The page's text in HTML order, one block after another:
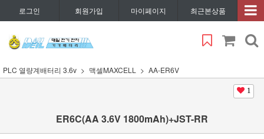
로그인 회원가입 마이페이지 최근본상품
PLC 열량계배터리 3.6v 맥셀MAXCELL AA-ER6V
1
ER6C(AA 3.6V 1800mAh)+JST-RR